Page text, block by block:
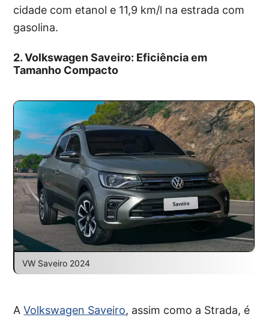
cidade com etanol e 11,9 km/l na estrada com
gasolina.
2. Volkswagen Saveiro: Eficiência em
Tamanho Compacto
VW Saveiro 2024
AVolkswagen Saveiro, assim como a Strada, é